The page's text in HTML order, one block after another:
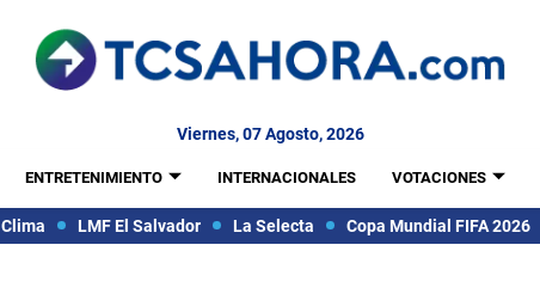
Viernes, 07 Agosto, 2026
ENTRETENIMIENTO INTERNACIONALES VOTACIONES
Clima LMF El Salvador La Selecta Copa Mundial FIFA 2026